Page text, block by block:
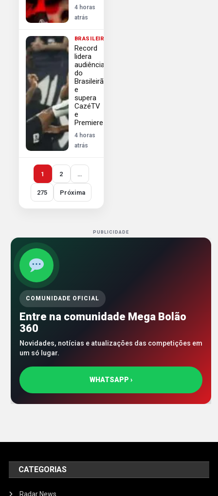
4 horas
atrás
BRASILEIRÃO
Record
lidera
audiência
do
Brasileirão
e
supera
CazéTV
e
Premiere
4 horas
atrás
1 2 …
275 Próxima
PUBLICIDADE
COMUNIDADE OFICIAL
Entre na comunidade Mega Bolão
360
Novidades, notícias e atualizações das competições em
um só lugar.
WHATSAPP ›
CATEGORIAS
Radar News